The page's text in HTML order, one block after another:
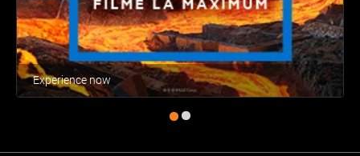
Experience now